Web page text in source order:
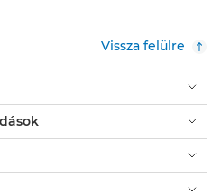
Vissza felülre